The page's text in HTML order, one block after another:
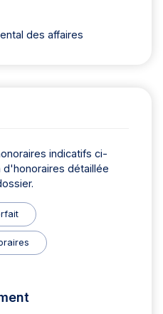
des affaires
indicatifs ci-
d'honoraires détaillée